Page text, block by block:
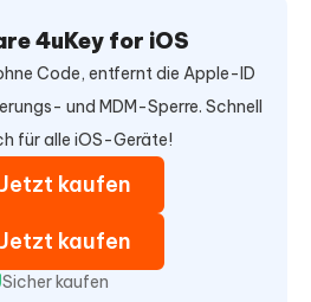
4uKey for iOS
Code, entfernt die Apple-ID
und MDM-Sperre. Schnell
für alle iOS-Geräte!
Jetzt kaufen
Jetzt kaufen
Sicher kaufen